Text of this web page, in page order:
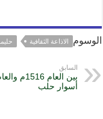
الوسوم الاذاعة الثقافية
السابق
أسوار حلب